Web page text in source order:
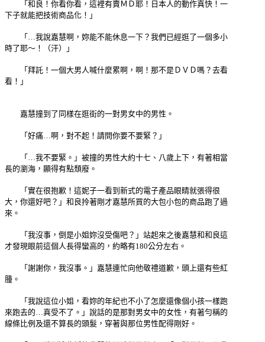
「和良！你看你看，這裡有賣ＭＤ耶！日本人的動作真快！一
下子就能把技術商品化！」
「…我說嘉慧啊，妳能不能休息一下？我們已經逛了一個多小
時了耶～！（汗）」
「拜託！一個大男人喊什麼累啊，啊！那不是ＤＶＤ嗎？去看
看！」
嘉慧撞到了同樣在逛街的一對男女中的男性。
「好痛…啊，對不起！請問你要不要緊？」
「…我不要緊。」被撞的男性大約十七、八歲上下，有著相當
長的瀏海，顯得有點頹廢。
「實在很抱歉！這妮子一看到新式的電子產品眼睛就張得很
大，你還好吧？」和良拎著剛才嘉慧所買的大包小包的商品跑了過
來。
「我沒事，倒是小姐妳沒受傷吧？」站起來之後嘉慧和和良這
才發現眼前這個人長得蠻高的，約略有180公分左右。
「謝謝你，我沒事。」嘉慧連忙向他敬禮道歉，頭上還有些紅
腫。
「我說這位小姐，看妳的年紀也不小了怎麼還像個小孩一樣跑
來跑去的…真受不了。」說話的是那對男女中的女性，有著勻稱的
線條比例及還不算長的頭髮，穿著與那位男性配得剛好。